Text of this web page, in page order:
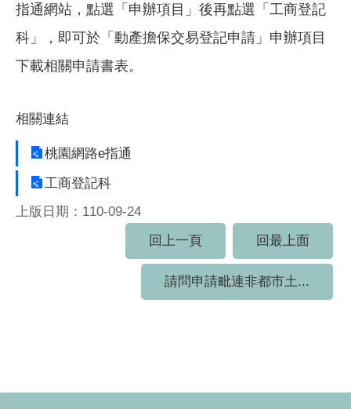
指通網站，點選「申辦項目」後再點選「工商登記
科」，即可於「動產擔保交易登記申請」申辦項目
下載相關申請書表。
相關連結
桃園網路e指通
工商登記科
上版日期：110-09-24
回上一頁
回最上面
請問申請毗連非都市土...
:::